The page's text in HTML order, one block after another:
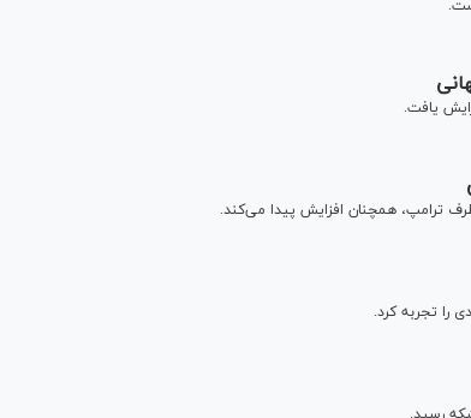
یافت.
ترامپ، همچنان افزایش پیدا می‌کند.